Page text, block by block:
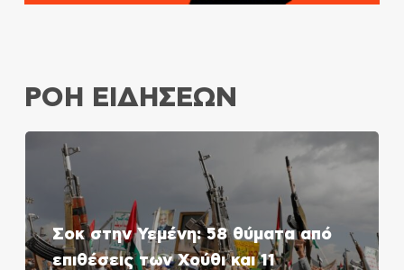
ΡΟΗ ΕΙΔΗΣΕΩΝ
Σοκ στην Υεμένη: 58 θύματα από
επιθέσεις των Χούθι και 11